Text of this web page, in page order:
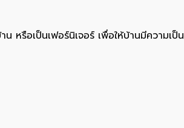
รือเป็นเฟอร์นิเจอร์ เพื่อให้บ้านมีความเป็น